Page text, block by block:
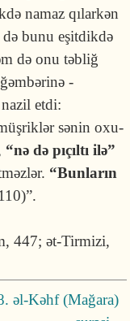
namaz qılarkən
də bunu eşitdikdə
də onu təbliğ
-
etdi:
sənin oxu­
“nə də pıçıltı ilə”
“Bunların
447; ət-Tirmizi,
əl-Kəhf (Mağara)